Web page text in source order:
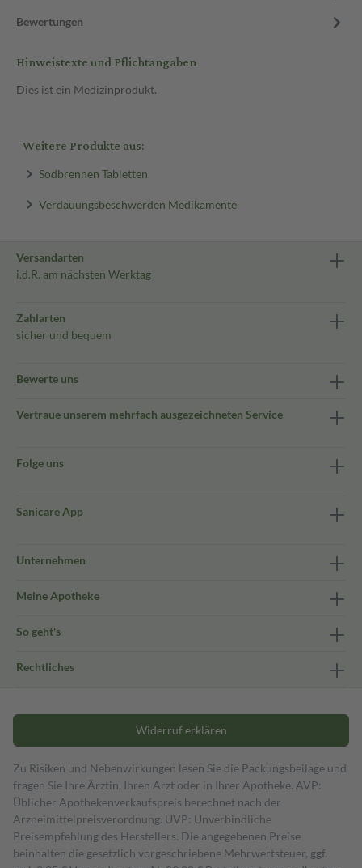
Bewertungen
Hinweistexte und Pflichtangaben
Dies ist ein Medizinprodukt.
Weitere Produkte aus:
Sodbrennen Tabletten
Verdauungsbeschwerden Medikamente
Versandarten
i.d.R. am nächsten Werktag
Zahlarten
sicher und bequem
Bewerte uns
Vertraue unserem mehrfach ausgezeichneten Service
Folge uns
Sanicare App
Unternehmen
Meine Apotheke
So geht's
Rechtliches
Widerruf erklären
Zu Risiken und Nebenwirkungen lesen Sie die Packungsbeilage und
fragen Sie Ihre Ärztin, Ihren Arzt oder in Ihrer Apotheke. AVP:
Üblicher Apothekenverkaufspreis berechnet nach der
Arzneimittelpreisverordnung. UVP: Unverbindliche
Preisempfehlung des Herstellers. Die angegebenen Preise
beinhalten die gesetzlich vorgeschriebene Mehrwertsteuer, ggf.